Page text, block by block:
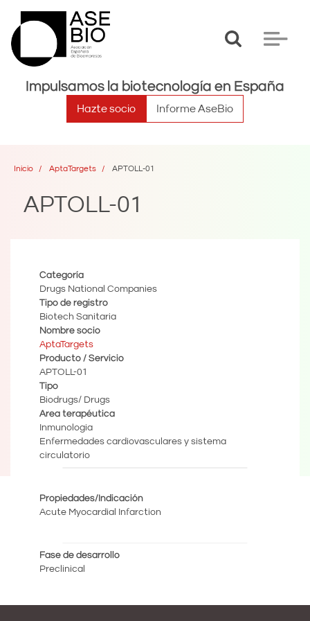
Toggle
Toggle
Impulsamos la biotecnología en España
Hazte socio Informe AseBio
Inicio AptaTargets APTOLL-01
APTOLL-01
Categoría
Drugs National Companies
Tipo de registro
Biotech Sanitaria
Nombre socio
AptaTargets
Producto / Servicio
APTOLL-01
Tipo
Biodrugs/ Drugs
Area terapéutica
Inmunología
Enfermedades cardiovasculares y sistema
circulatorio
Propiedades/Indicación
Acute Myocardial Infarction
Fase de desarrollo
Preclinical